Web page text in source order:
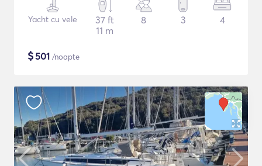
Yacht cu vele
37 ft
11 m
8 3 4
$501 /noapte